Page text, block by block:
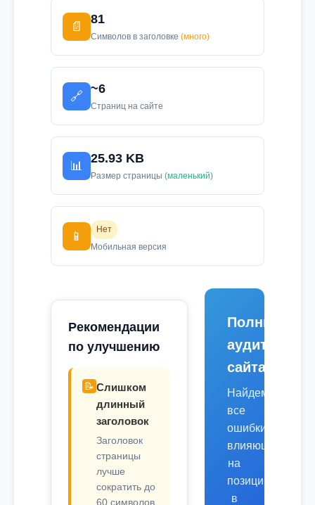
📄
81
Символов в заголовке (много)
🔗
~6
Страниц на сайте
📊
25.93 KB
Размер страницы (маленький)
📱
Нет
Мобильная версия
Рекомендации
по улучшению
📝 Слишком
длинный
заголовок
Заголовок
страницы
лучше
сократить до
60 символов.
Полный
аудит
сайта
Найдем
все
ошибки,
влияющие
на
позиции
в